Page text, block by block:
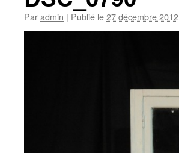
Paradmin | Publié le27 décembre 2012